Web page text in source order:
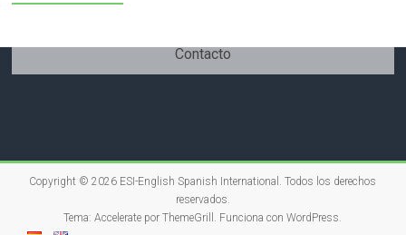
Contacto
Copyright © 2026 ESI-English Spanish International . Todos los derechos
reservados.
Tema:Accelerate por ThemeGrill. Funciona conWordPress.